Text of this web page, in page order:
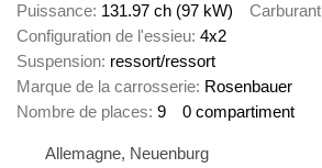
Puissance 131.97 ch (97 kW) Carburant
Configuration de l'essieu 4x2
Suspension ressort/ressort
Marque de la carrosserie Rosenbauer
Nombre de places 9 0 compartiment
Allemagne, Neuenburg